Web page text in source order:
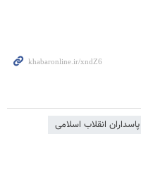
انقلاب اسلامی